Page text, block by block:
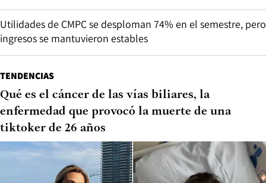
Utilidades de CMPC se desploman 74% en el semestre, pero
ingresos se mantuvieron estables
TENDENCIAS
Qué es el cáncer de las vías biliares, la
enfermedad que provocó la muerte de una
tiktoker de 26 años